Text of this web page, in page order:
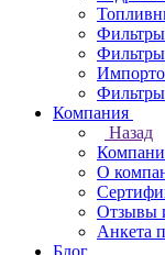
Фильтры
Фильтры
Компания
Назад
О
Отзывы
Анкета
Блог